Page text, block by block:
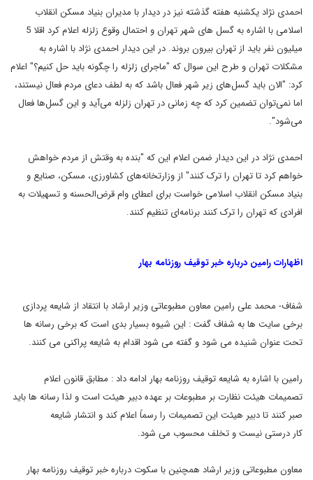
احمدی نژاد یکشنبه هفته گذشته نیز در دیدار با مدیرانبنیاد مسکن انقلاب
اسلامی با اشاره به گسل های شهر تهران و احتمال وقوع
زلزله اعلام کرد اقلا 5
ميليون نفر بايد از تهران بيرون بروند. در ایندیدار احمدی نژاد با اشاره به
مشکلات تهران و طرح این سوال که "ماجراى زلزله را چگونه بايد حل کنيم؟" اعلام
کرد: "الان بايد گسل‌هاى زير شهر فعال باشد که به لطف دعاى مردم فعال نيستند،
اما نمى‌توان تضمين کرد که چه زمانى در تهران زلزله مى‌آيد و اين گسل‌ها فعال
مى‌شود."
احمدی نژاد در این دیدار ضمن اعلام این که "بنده به وقتش از مردم خواهش
خواهمکرد تا تهران را ترک کنند" از وزارتخانه‌هاى کشاورزى، مسکن، صنايع و
بنياد مسکن انقلاب اسلامى خواست برای اعطای وام قرض‌الحسنه و تسهیلات به
افرادی که تهران را ترک کنند برنامه‌اى تنظيم کنند.
اظهارات رامین درباره خبر توقیف روزنامه بهار
شفاف- محمد علی رامین معاون مطبوعاتی وزیر ارشاد با انتقاد از شایعه پردازی
برخی سایت هابه شفاف گفت : این شیوه بسیار بدی است که برخی رسانه ها
تحت عنوان شنیده می شود و گفته می شود اقدام به شایعه پراکنی می کنند.
رامین با اشاره به شایعه توقیف روزنامه بهار ادامه داد : مطابق قانون اعلام
تصمیمات هیئت نظارت بر مطبوعات بر عهده دبیر هیئت است و لذا رسانه ها باید
صبر کنند تا دبیر هیئت این تصمیمات را رسماً اعلام کند و انتشار شایعه
کار درستی نیست و تخلف محسوب می شود.
معاون مطبوعاتی وزیر ارشاد همچنین با سکوت درباره خبر توقیف روزنامه بهار